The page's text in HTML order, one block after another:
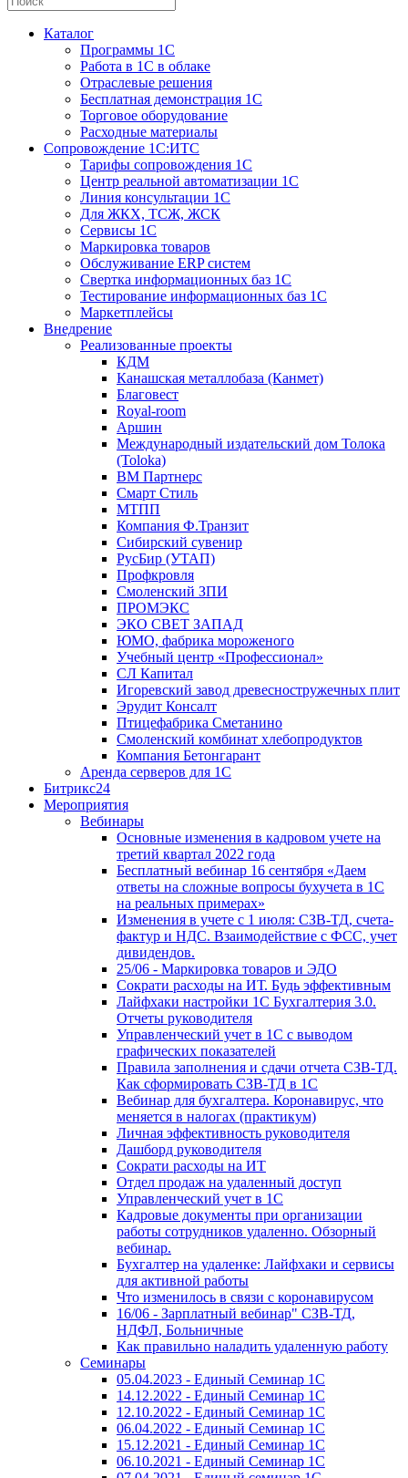
Каталог
Программы 1С
Работа в 1С в облаке
Отраслевые решения
Бесплатная демонстрация 1С
Торговое оборудование
Расходные материалы
Сопровождение 1С:ИТС
Тарифы сопровождения 1С
Центр реальной автоматизации 1С
Линия консультации 1С
Для ЖКХ, ТСЖ, ЖСК
Сервисы 1С
Маркировка товаров
Обслуживание ERP систем
Свертка информационных баз 1С
Тестирование информационных баз 1С
Маркетплейсы
Внедрение
Реализованные проекты
КДМ
Канашская металлобаза (Канмет)
Благовест
Royal-room
Аршин
Международный издательский дом Толока
(Toloka)
ВМ Партнерс
Смарт Стиль
МТПП
Компания Ф.Транзит
Сибирский сувенир
РусБир (УТАП)
Профкровля
Смоленский ЗПИ
ПРОМЭКС
ЭКО СВЕТ ЗАПАД
ЮМО, фабрика мороженого
Учебный центр «Профессионал»
СЛ Капитал
Игоревский завод древесностружечных плит
Эрудит Консалт
Птицефабрика Сметанино
Смоленский комбинат хлебопродуктов
Компания Бетонгарант
Аренда серверов для 1С
Битрикс24
Мероприятия
Вебинары
Основные изменения в кадровом учете на
третий квартал 2022 года
Бесплатный вебинар 16 сентября «Даем
ответы на сложные вопросы бухучета в 1С
на реальных примерах»
Изменения в учете с 1 июля: СЗВ-ТД, счета-
фактур и НДС. Взаимодействие с ФСС, учет
дивидендов.
25/06 - Маркировка товаров и ЭДО
Сократи расходы на ИТ. Будь эффективным
Лайфхаки настройки 1С Бухгалтерия 3.0.
Отчеты руководителя
Управленческий учет в 1С с выводом
графических показателей
Правила заполнения и сдачи отчета СЗВ-ТД.
Как сформировать СЗВ-ТД в 1С
Вебинар для бухгалтера. Коронавирус, что
меняется в налогах (практикум)
Личная эффективность руководителя
Дашборд руководителя
Сократи расходы на ИТ
Отдел продаж на удаленный доступ
Управленческий учет в 1С
Кадровые документы при организации
работы сотрудников удаленно. Обзорный
вебинар.
Бухгалтер на удаленке: Лайфхаки и сервисы
для активной работы
Что изменилось в связи с коронавирусом
16/06 - Зарплатный вебинар" СЗВ-ТД,
НДФЛ, Больничные
Как правильно наладить удаленную работу
Семинары
05.04.2023 - Единый Семинар 1С
14.12.2022 - Единый Семинар 1С
12.10.2022 - Единый Семинар 1С
06.04.2022 - Единый Семинар 1С
15.12.2021 - Единый Семинар 1С
06.10.2021 - Единый Семинар 1С